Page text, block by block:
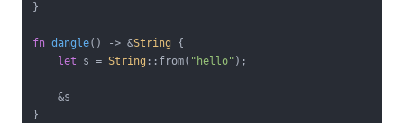
}
fn dangle() -> &String {
let s = String ::from( "hello" );
    &s
}